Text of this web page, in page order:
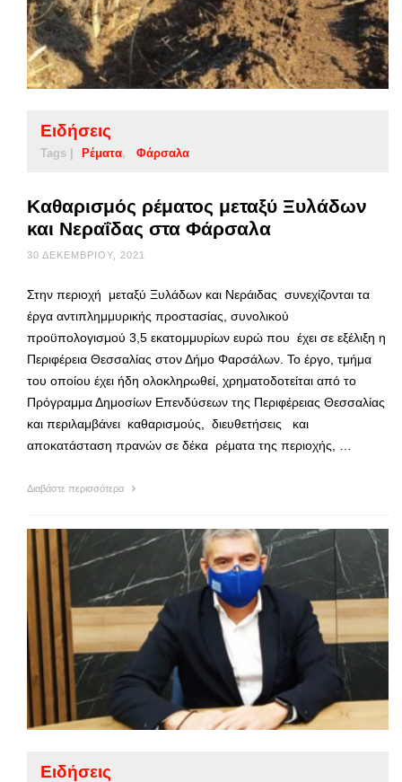
Ειδήσεις
Tags | Ρέματα Φάρσαλα
Καθαρισμός ρέματος μεταξύ Ξυλάδων
και Νεραΐδας στα Φάρσαλα
30 ΔΕΚΕΜΒΡΊΟΥ, 2021
Στην περιοχή μεταξύ Ξυλάδων και Νεράιδας συνεχίζονται τα
έργα αντιπλημμυρικής προστασίας, συνολικού
προϋπολογισμού 3,5 εκατομμυρίων ευρώ που έχει σε εξέλιξη η
Περιφέρεια Θεσσαλίας στον Δήμο Φαρσάλων. Το έργο, τμήμα
του οποίου έχει ήδη ολοκληρωθεί, χρηματοδοτείται από το
Πρόγραμμα Δημοσίων Επενδύσεων της Περιφέρειας Θεσσαλίας
και περιλαμβάνει καθαρισμούς, διευθετήσεις και
αποκατάσταση πρανών σε δέκα ρέματα της περιοχής, …
Διαβάστε περισσότερα
Ειδήσεις